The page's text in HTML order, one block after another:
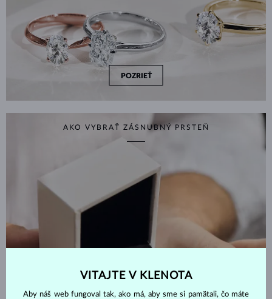
POZRIEŤ
AKO VYBRAŤ ZÁSNUBNÝ PRSTEŇ
VITAJTE V KLENOTA
Aby náš web fungoval tak, ako má, aby sme si pamätali, čo máte